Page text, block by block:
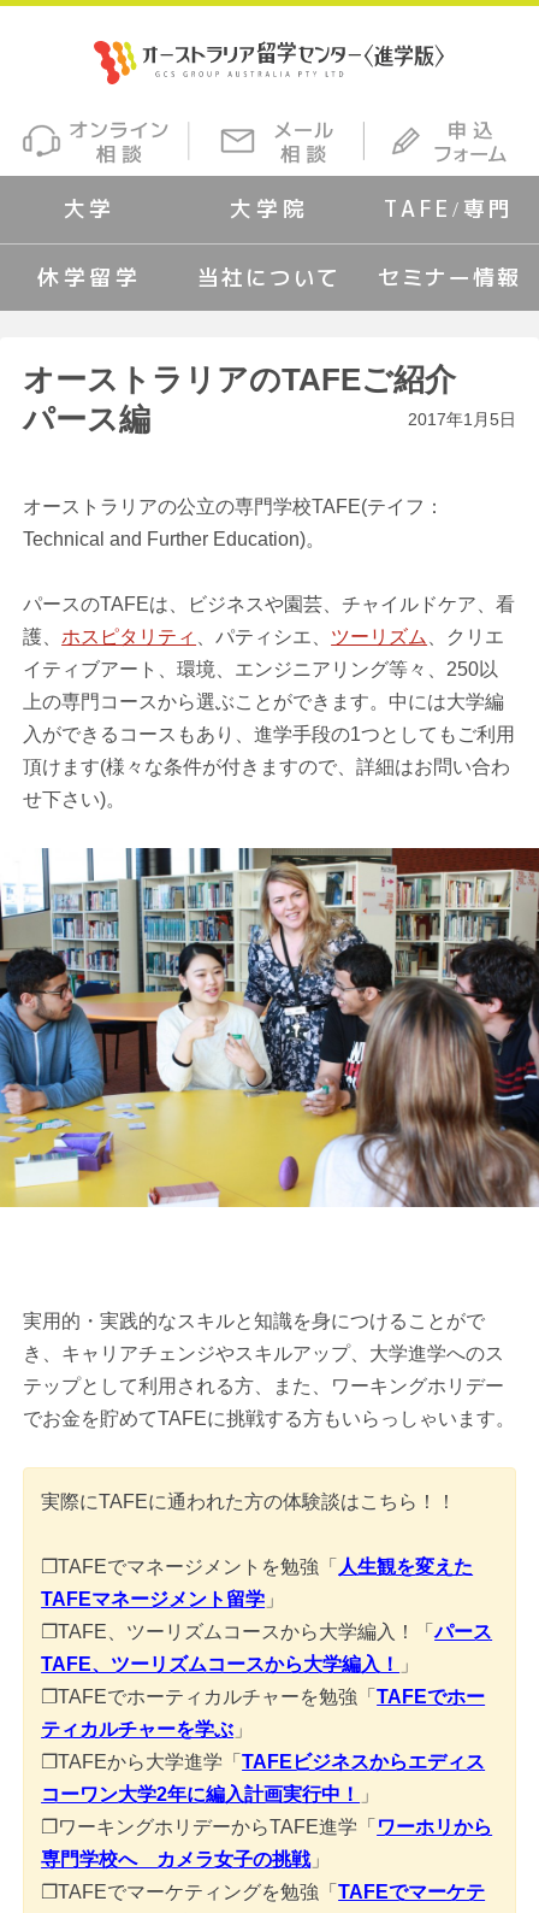
大学 大学院 TAFE/専門
休学留学 当社について セミナー情報
オーストラリアのTAFEご紹介
パース編
2017年1月5日
オーストラリアの公立の専門学校TAFE(テイフ：
Technical and Further Education)。
パースのTAFEは、ビジネスや園芸、チャイルドケア、看
護、 ホスピタリティ 、パティシエ、 ツーリズム
、クリエ
イティブアート、環境、エンジニアリング等々、250以
上の専門コースから選ぶことができます。中には大学編
入ができるコースもあり、進学手段の1つとしてもご利用
頂けます(様々な条件が付きますので、詳細はお問い合わ
せ下さい)。
実用的・実践的なスキルと知識を身につけることがで
き、キャリアチェンジやスキルアップ、大学進学へのス
テップとして利用される方、また、ワーキングホリデー
でお金を貯めてTAFEに挑戦する方もいらっしゃいます。
実際にTAFEに通われた方の体験談はこちら！！
❐TAFEでマネージメントを勉強「 人生観を変えた
TAFEマネージメント留学 」
❐TAFE、ツーリズムコースから大学編入！「パース
TAFE、ツーリズムコースから大学編入！
」
❐TAFEでホーティカルチャーを勉強「TAFEでホー
ティカルチャーを学ぶ 」
❐TAFEから大学進学「TAFEビジネスからエディス
コーワン大学2年に編入計画実行中！
」
❐ワーキングホリデーからTAFE進学「 ワーホリから
専門学校へ カメラ女子の挑戦」
❐TAFEでマーケティングを勉強「TAFEでマーケテ